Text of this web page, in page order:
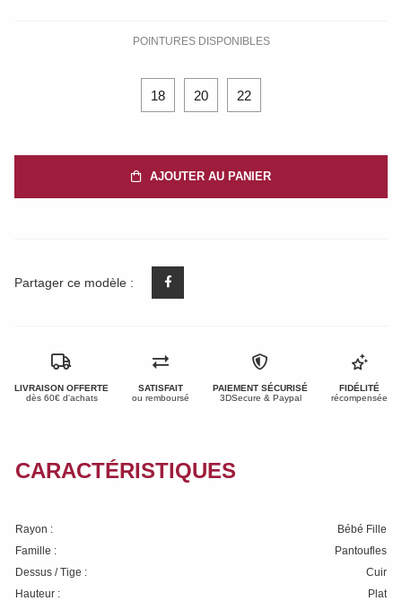
POINTURES DISPONIBLES
18 20 22
AJOUTER AU PANIER
Partager ce modèle :
LIVRAISON OFFERTE
dès 60€ d'achats
SATISFAIT
ou remboursé
PAIEMENT SÉCURISÉ
3DSecure & Paypal
FIDÉLITÉ
récompensée
CARACTÉRISTIQUES
Rayon :
Bébé Fille
Famille :
Pantoufles
Dessus / Tige :
Cuir
Hauteur :
Plat